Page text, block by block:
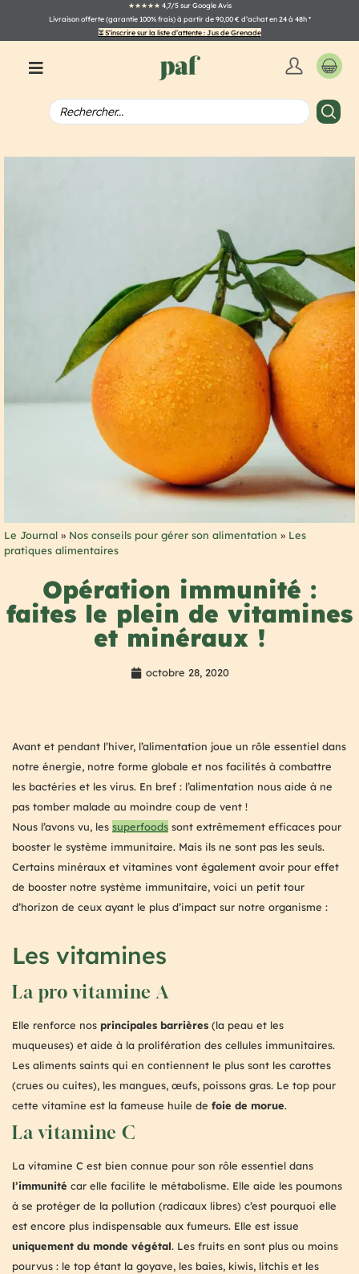
★★★★★ 4,7/5 sur Google Avis
Livraison offerte (garantie 100% frais) à partir de 90,00 € d’achat en 24 à 48h*
⏳ S’inscrire sur la liste d’attente : Jus de Grenade
Le Journal » Nos conseils pour gérer son alimentation » Les
pratiques alimentaires
Opération immunité :
faites le plein de vitamines
et minéraux !
octobre 28, 2020
Avant et pendant l’hiver, l’alimentation joue un rôle essentiel dans
notre énergie, notre forme globale et nos facilités à combattre
les bactéries et les virus. En bref : l’alimentation nous aide à ne
pas tomber malade au moindre coup de vent !
Nous l’avons vu, les superfoods sont extrêmement efficaces pour
booster le système immunitaire. Mais ils ne sont pas les seuls.
Certains minéraux et vitamines vont également avoir pour effet
de booster notre système immunitaire, voici un petit tour
d’horizon de ceux ayant le plus d’impact sur notre organisme :
Les vitamines
La pro vitamine A
Elle renforce nos principales barrières (la peau et les
muqueuses) et aide à la prolifération des cellules immunitaires.
Les aliments saints qui en contiennent le plus sont les carottes
(crues ou cuites), les mangues, œufs, poissons gras. Le top pour
cette vitamine est la fameuse huile de foie de morue.
La vitamine C
La vitamine C est bien connue pour son rôle essentiel dans
l’immunité car elle facilite le métabolisme. Elle aide les poumons
à se protéger de la pollution (radicaux libres) c’est pourquoi elle
est encore plus indispensable aux fumeurs. Elle est issue
uniquement du monde végétal. Les fruits en sont plus ou moins
pourvus : le top étant la goyave, les baies, kiwis, litchis et les